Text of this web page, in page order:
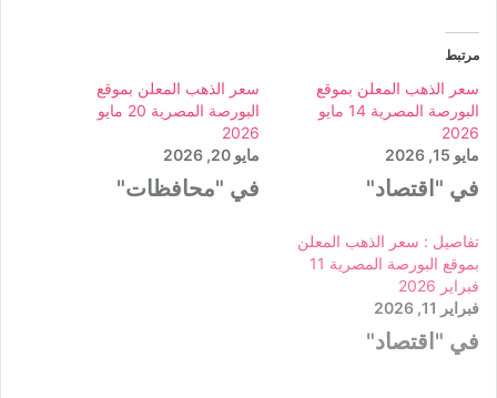
مرتبط
سعر الذهب المعلن بموقع
البورصة المصرية 14 مايو
2026
مايو 15, 2026
في "اقتصاد"
سعر الذهب المعلن بموقع
البورصة المصرية 20 مايو
2026
مايو 20, 2026
في "محافظات"
تفاصيل : سعر الذهب المعلن
بموقع البورصة المصرية 11
فبراير 2026
فبراير 11, 2026
في "اقتصاد"